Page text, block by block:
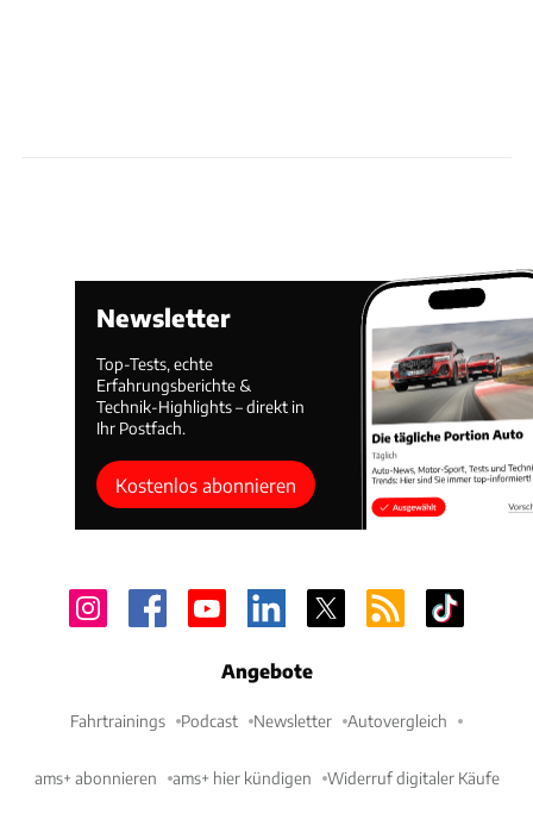
Newsletter
Top-Tests, echte
Erfahrungsberichte &
Technik-Highlights – direkt in
Ihr Postfach.
Kostenlos abonnieren
Angebote
Fahrtrainings Podcast Newsletter Autovergleich
ams+ abonnieren ams+ hier kündigen Widerruf digitaler Käufe